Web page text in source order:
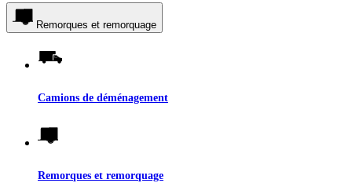
Remorques et remorquage
Camions de déménagement
Remorques et remorquage